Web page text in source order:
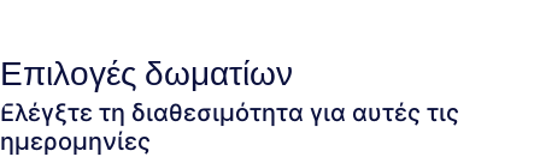
Επιλογές δωματίων
Ελέγξτε τη διαθεσιμότητα για αυτές τις
ημερομηνίες